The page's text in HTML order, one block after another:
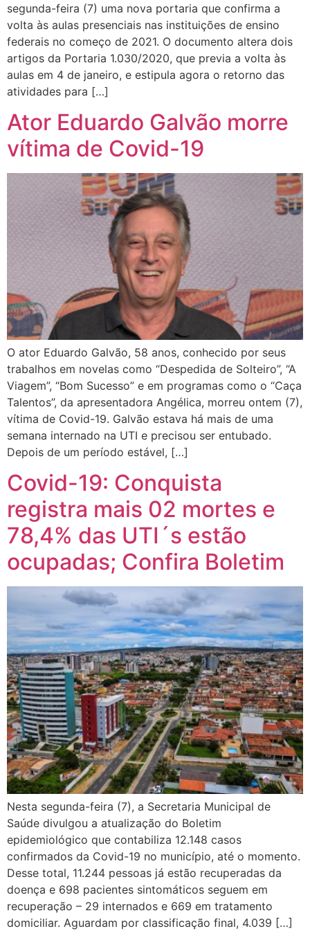
segunda-feira (7) uma nova portaria que confirma a
volta às aulas presenciais nas instituições de ensino
federais no começo de 2021. O documento altera dois
artigos da Portaria 1.030/2020, que previa a volta às
aulas em 4 de janeiro, e estipula agora o retorno das
atividades para […]
Ator Eduardo Galvão morre
vítima de Covid-19
O ator Eduardo Galvão, 58 anos, conhecido por seus
trabalhos em novelas como “Despedida de Solteiro”, “A
Viagem”, “Bom Sucesso” e em programas como o “Caça
Talentos”, da apresentadora Angélica, morreu ontem (7),
vítima de Covid-19. Galvão estava há mais de uma
semana internado na UTI e precisou ser entubado.
Depois de um período estável, […]
Covid-19: Conquista
registra mais 02 mortes e
78,4% das UTI´s estão
ocupadas; Confira Boletim
Nesta segunda-feira (7), a Secretaria Municipal de
Saúde divulgou a atualização do Boletim
epidemiológico que contabiliza 12.148 casos
confirmados da Covid-19 no município, até o momento.
Desse total, 11.244 pessoas já estão recuperadas da
doença e 698 pacientes sintomáticos seguem em
recuperação – 29 internados e 669 em tratamento
domiciliar. Aguardam por classificação final, 4.039 […]